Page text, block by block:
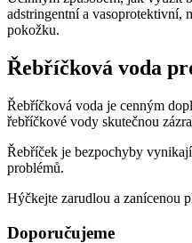
adstringentní a vasoprotektivní,
pokožku.
Řebříčková voda
Řebříčková voda je cenným
řebříčkové vody skutečnou
Řebříček je bezpochyby
problémů.
Hýčkejte zarudlou a zanícenou
Doporučujeme